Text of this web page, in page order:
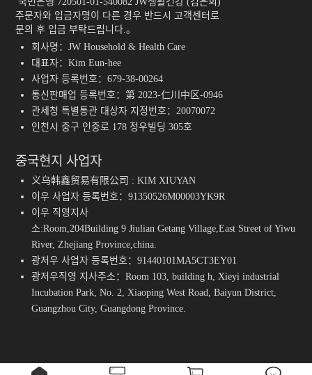
주문자와 입금자명이 다른 경우 반드시 고객센터로
문의 후 입금 부탁드립니다.。
회사명：JW Household & Health Care
대표자：Kim Eun-hee
사업자 등록번호：679-38-00264
통신판매업 등록번호：第 2023-仁川中区-0946
관세청 특별통관 대상자 지정번호：20070072
인천시 중구 인중로 178 정우빌딩 305호
중국현지 사업자
义乌韩鑫贸易有限公司 : KIM XIUYAN
이우 사업자 등록번호：91350526M00003YK9R
이우 직영지사
소:Room,204Building 9 Jiulian Getang Village,East Street of Yiwu
River, Zhejiang Province,china.
광저우 사업자 등록번호：91440101MA5CT3EY01
광저우직영 지사주소：Room 103, building h, Xieyi industrial
Incubation Park, No. 2, Xiaoping West Road, Baiyun District,
Guangzhou City, Guangdong Province.